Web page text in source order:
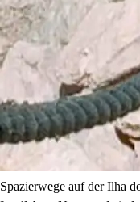
Spazierwege auf der Ilha